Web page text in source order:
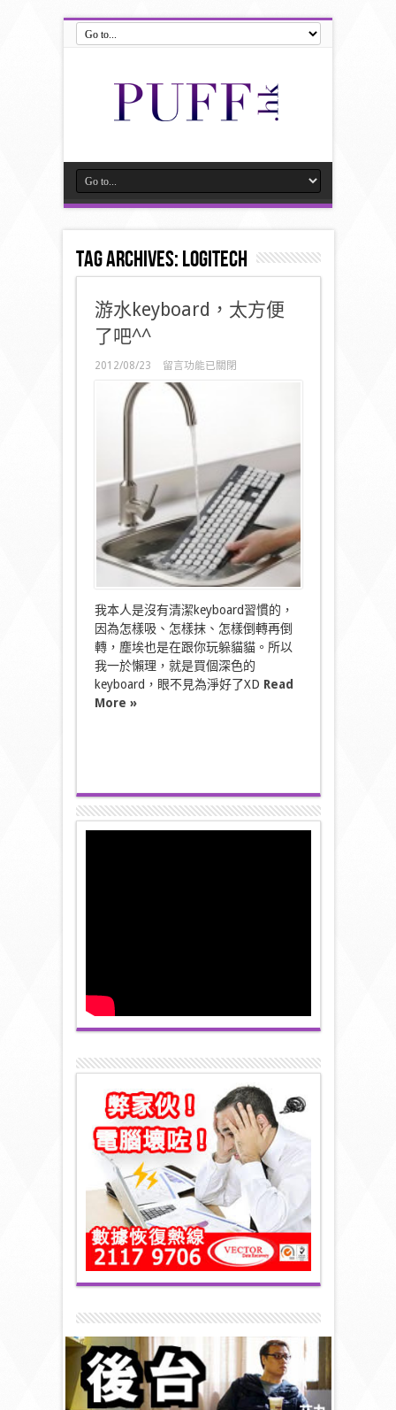
Tag Archives:Logitech
游水keyboard，太方便
了吧^^
2012/08/23
在
〈游
keyboard，
了
^^〉
留言功能已關閉
我本人是沒有清潔keyboard習慣的，
因為怎樣吸、怎樣抹、怎樣倒轉再倒
轉，塵埃也是在跟你玩躲貓貓。所以
我一於懶理，就是買個深色的
keyboard，眼不見為淨好了XD Read
More »